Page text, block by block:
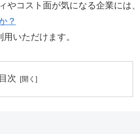
やコスト面が気になる企業には、
？
いただけます。
目次